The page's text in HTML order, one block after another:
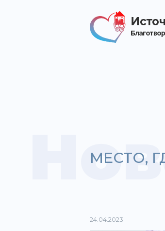
МЕСТО,
24.04.2023